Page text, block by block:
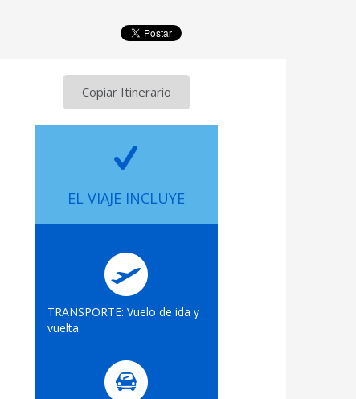
Copiar Itinerario
EL VIAJE INCLUYE
TRANSPORTE: Vuelo de ida y
vuelta.